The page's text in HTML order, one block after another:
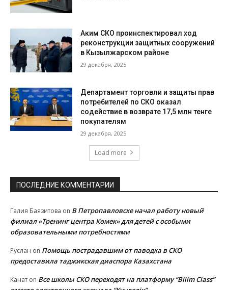
Аким СКО проинспектировал ход
реконструкции защитных сооружений
в Кызылжарском районе
29 декабря, 2025
Департамент торговли и защиты прав
потребителей по СКО оказал
содействие в возврате 17,5 млн тенге
покупателям
29 декабря, 2025
Load more
ПОСЛЕДНИЕ КОММЕНТАРИИ
Галия Баязитова on В Петропавловске начал работу новый
филиал «Тренинг центра Көмек» для детей с особыми
образовательными потребностями
Руслан on Помощь пострадавшим от паводка в СКО
предоставила таджикская диаспора Казахстана
Канат on Все школы СКО переходят на платформу “Bilim Class”